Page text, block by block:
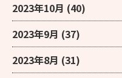
2023年10月 (40)
2023年9月 (37)
2023年8月 (31)